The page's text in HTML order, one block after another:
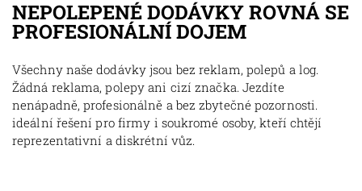
NEPOLEPENÉ DODÁVKY ROVNÁ SE
PROFESIONÁLNÍ DOJEM
Všechny naše dodávky jsou bez reklam, polepů a log.
Žádná reklama, polepy ani cizí značka. Jezdíte
nenápadně, profesionálně a bez zbytečné pozornosti.
ideální řešení pro firmy i soukromé osoby, kteří chtějí
reprezentativní a diskrétní vůz.